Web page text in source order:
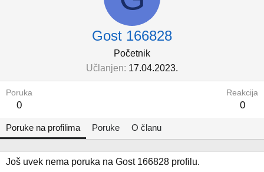
Gost 166828
Početnik
Učlanjen 17.04.2023.
Poruka
0
Reakcija
0
Poruke na profilima Poruke O članu
Još uvek nema poruka na Gost 166828 profilu.